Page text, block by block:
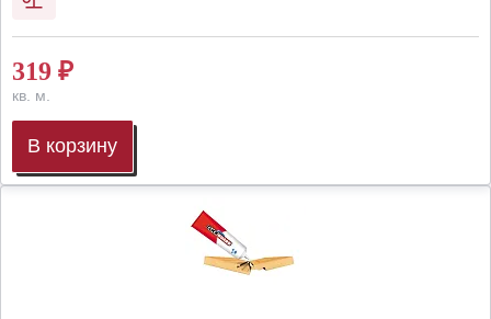
319 ₽
кв. м.
В корзину